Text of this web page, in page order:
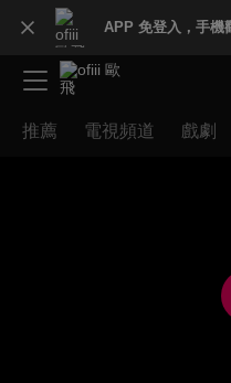
APP 免登入，手機
推薦 電視頻道 戲劇